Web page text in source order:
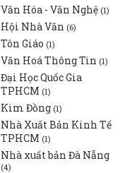
Văn Hóa - Văn Nghệ (1)
Hội Nhà Văn (6)
Tôn Giáo (1)
Văn Hoá Thông Tin (1)
Đại Học Quốc Gia
TPHCM (1)
Kim Đồng (1)
Nhà Xuất Bản Kinh Tế
TPHCM (1)
Nhà xuất bản Đà Nẵng
(4)